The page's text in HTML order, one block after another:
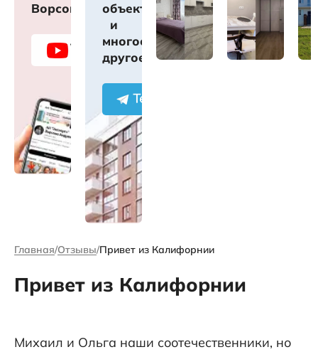
Ворсова
объектах
и
многое
другое
Главная Отзывы Привет из Калифорнии
Привет из Калифорнии
Михаил и Ольга наши соотечественники, но